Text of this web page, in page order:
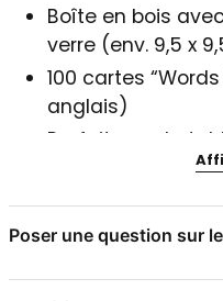
Boîte en bois
verre (env. 9,5 x
100 cartes
anglais)
Parfait pour la
Un souvenir
Langue : anglais
Un joli geste plein de
Poser une question sur